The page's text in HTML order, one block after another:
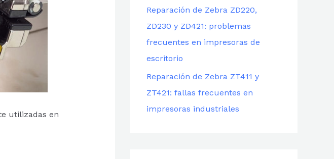
utilizadas en
Reparación de Zebra ZD220,
ZD230 y ZD421: problemas
frecuentes en impresoras de
escritorio
Reparación de Zebra ZT411 y
ZT421: fallas frecuentes en
impresoras industriales